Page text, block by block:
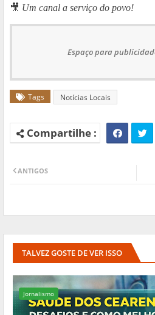
🎥 Um canal a serviço do povo!
Espaço para
Tags Notícias Locais
ANTIGOS
TALVEZ GOSTE DE VER ISSO
Jornalismo